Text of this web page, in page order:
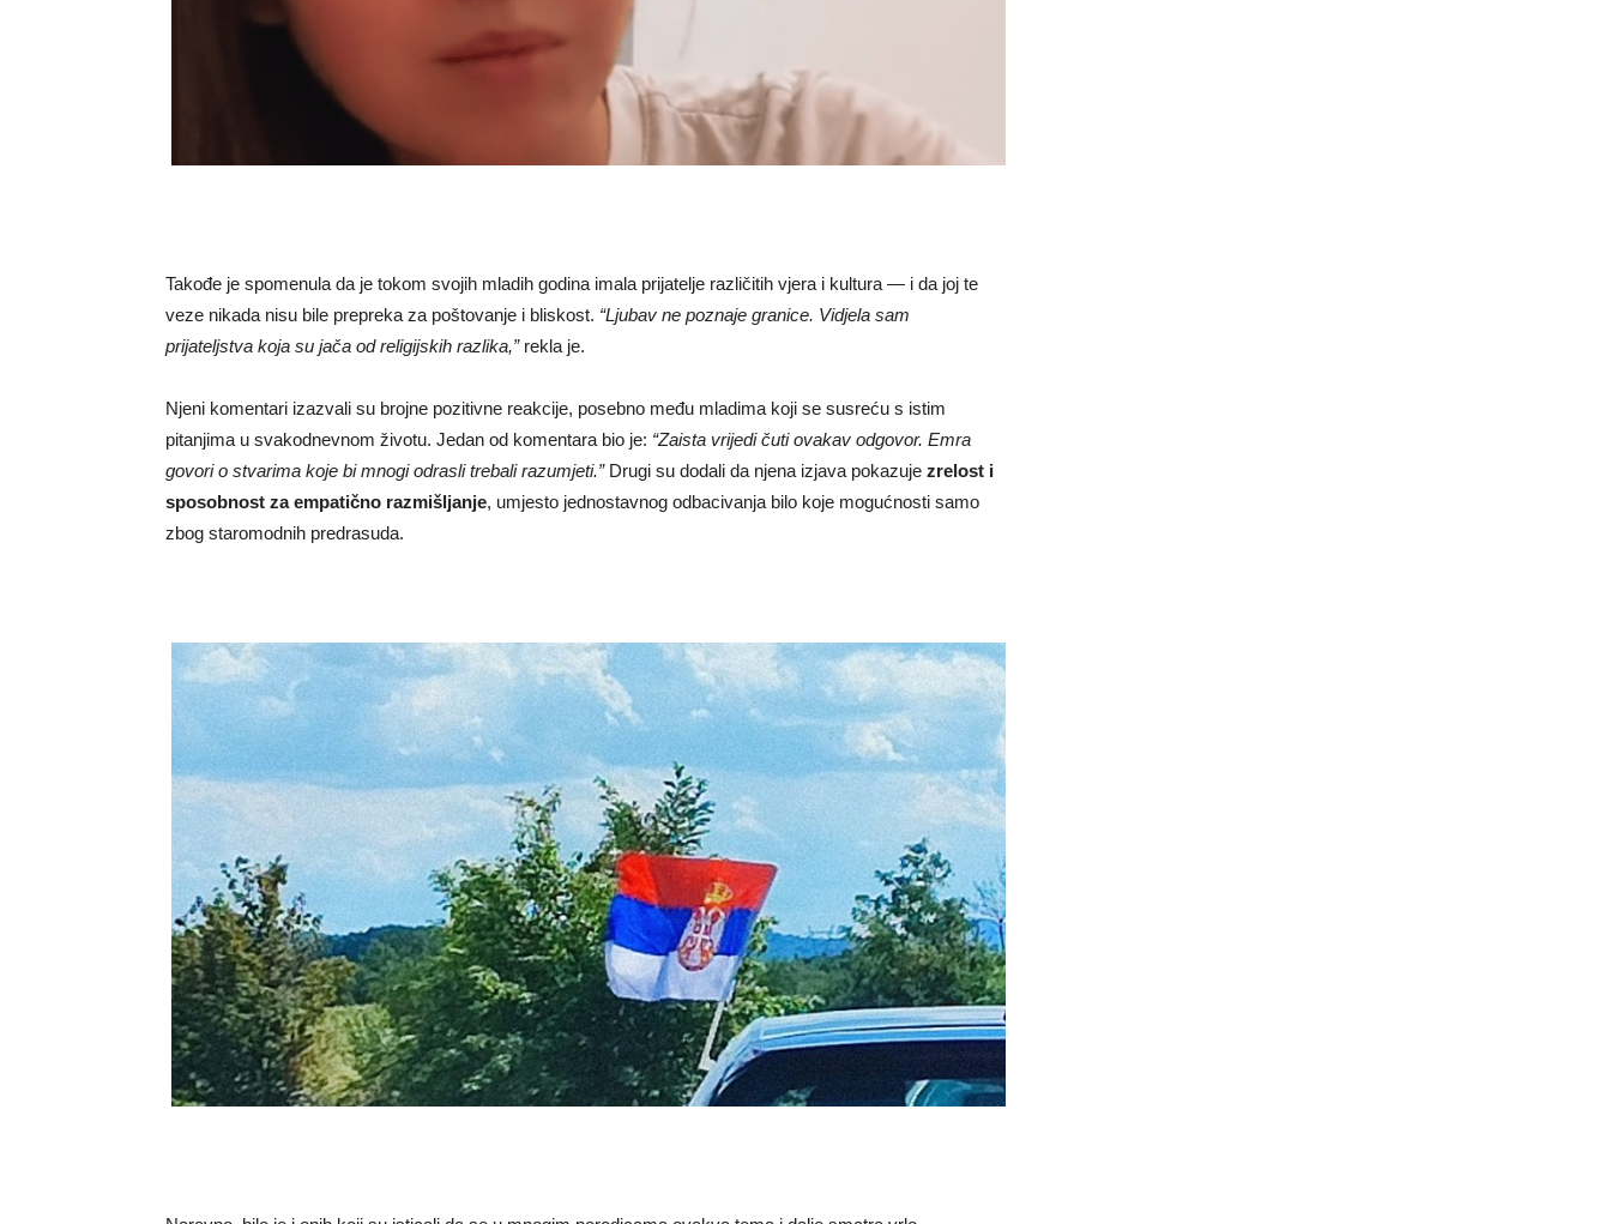
Takođe je spomenula da je tokom svojih mladih godina imala prijatelje različitih vjera i kultura — i da joj te
veze nikada nisu bile prepreka za poštovanje i bliskost. “Ljubav ne poznaje granice. Vidjela sam
prijateljstva koja su jača od religijskih razlika,”rekla je.
Njeni komentari izazvali su brojne pozitivne reakcije, posebno među mladima koji se susreću s istim
pitanjima u svakodnevnom životu. Jedan od komentara bio je: “Zaista vrijedi čuti ovakav odgovor. Emra
govori o stvarima koje bi mnogi odrasli trebali razumjeti.”Drugi su dodali da njena izjava pokazuje zrelost i
sposobnost za empatično razmišljanje, umjesto jednostavnog odbacivanja bilo koje mogućnosti samo
zbog staromodnih predrasuda.